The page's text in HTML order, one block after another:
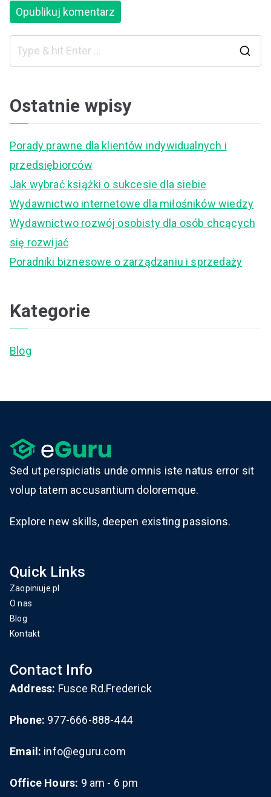
Ostatnie wpisy
Porady prawne dla klientów indywidualnych i
przedsiębiorców
Jak wybrać książki o sukcesie dla siebie
Wydawnictwo internetowe dla miłośników wiedzy
Wydawnictwo rozwój osobisty dla osób chcących
się rozwijać
Poradniki biznesowe o zarządzaniu i sprzedaży
Kategorie
Blog
Sed ut perspiciatis unde omnis iste natus error sit
volup tatem accusantium doloremque.
Explore new skills, deepen existing passions.
Quick Links
Zaopiniuje.pl
O nas
Blog
Kontakt
Contact Info
Address: Fusce Rd.Frederick
Phone: 977-666-888-444
Email: info@eguru.com
Office Hours: 9 am - 6 pm